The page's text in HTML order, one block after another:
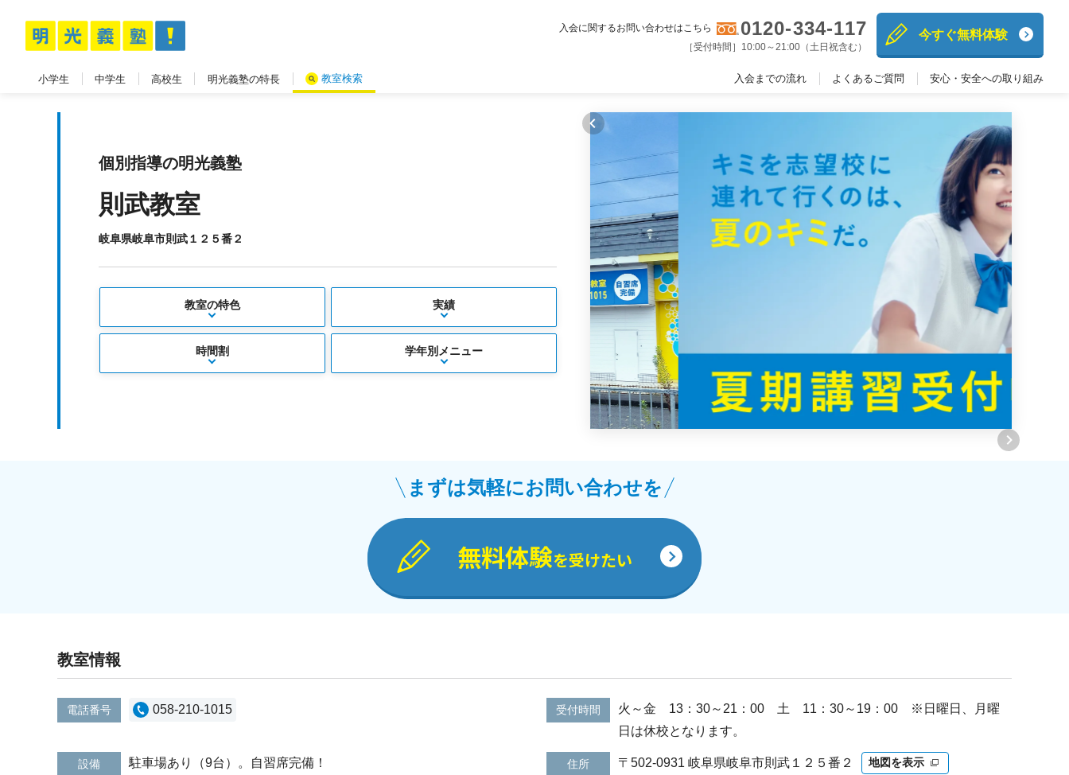
今すぐ無料体験
入会に関するお問い合わせはこちら 0120-334-117
［受付時間］10:00～21:00（土日祝含む）
高校生
中学生
小学生 明光義塾の特長 教室検索 入会までの流れ よくあるご質問 安心・安全への取り組み
個別指導の明光義塾
則武教室
岐阜県岐阜市則武１２５番２
教室の特色 実績
時間割 学年別メニュー
まずは気軽にお問い合わせを
無料体験を受けたい
教室情報
電話番号 058-210-1015 受付時間
火～金 13：30～21：00 土 11：30～19：00 ※日曜日、月曜
日は休校となります。
設備 駐車場あり（9台）。自習席完備！ 住所 〒502-0931 岐阜県岐阜市則武１２５番２ 地図を表示